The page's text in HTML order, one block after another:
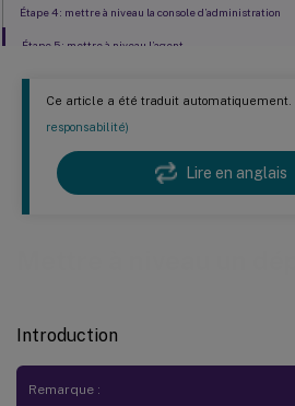
Ce article a été traduit automatiquement.
responsabilité)
Lire en anglais
Introduction
Remarque :
Étape 4 : mettre à niveau la console d’administration
Étape 5 : mettre à niveau l’agent